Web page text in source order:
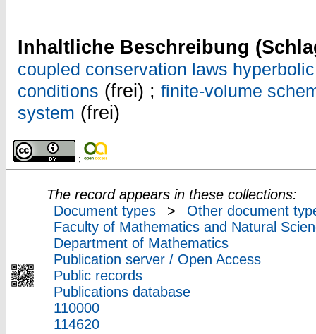
Inhaltliche Beschreibung
coupled conservation laws
conditions (frei) ; finite-volume
system (frei)
;
The record appears in these collections:
Document types
>
Other document
Faculty of Mathematics and Natural
Department of Mathematics
Publication server / Open Access
Public records
Publications database
110000
114620